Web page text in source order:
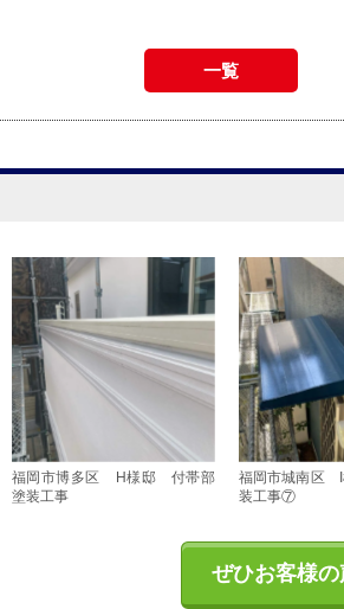
一覧
福岡市博多区 H様邸 付帯部
塗装工事
福岡市城南区
装工事⑦
ぜひお客様の